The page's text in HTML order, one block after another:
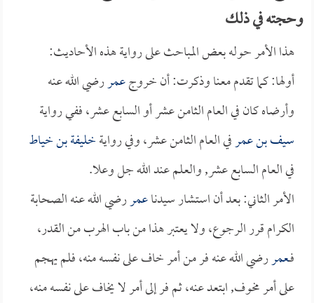
وحجته في ذلك
هذا الأمر حوله بعض المباحث على رواية هذه الأحاديث:
أولها: كما تقدم معنا وذكرت: أن خروجعمررضي الله عنه
وأرضاه كان في العام الثامن عشر أو السابع عشر، ففي رواية
سيف بن عمرفي العام الثامن عشر، وفي روايةخليفة بن خياط
في العام السابع عشر, والعلم عند الله جل وعلا.
الأمر الثاني: بعد أن استشار سيدناعمررضي الله عنه الصحابة
الكرام قرر الرجوع، ولا يعتبر هذا من باب الهرب من القدر،
فــعمررضي الله عنه فر من أمر خاف على نفسه منه، فلم يهجم
على أمر مخوف, ابتعد عنه، ثم فر إلى أمر لا يخاف على نفسه منه،